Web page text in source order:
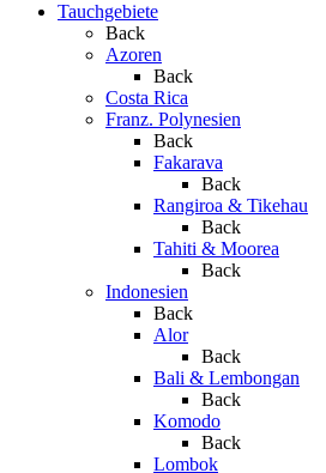
Tauchgebiete
Back
Azoren
Back
Costa Rica
Franz. Polynesien
Back
Fakarava
Back
Rangiroa & Tikehau
Back
Tahiti & Moorea
Back
Indonesien
Back
Alor
Back
Bali & Lembongan
Back
Komodo
Back
Lombok